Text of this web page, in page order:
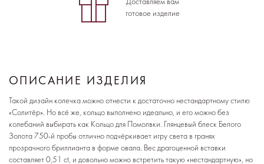
готовое изделие
ОПИСАНИЕ ИЗДЕЛИЯ
Такой дизайн колечка можно отнести к достаточно нестандартному стилю
«Солитёр». Но всё же, кольцо выполнено идеально, и его можно без
колебаний выбирать как Кольцо для Помолвки. Глянцевый блеск Белого
Золота 750-й пробы отлично подчёркивает игру света в гранях
прозрачного бриллианта в форме овала. Вес драгоценной вставки
составляет 0,51 ct, и довольно можно встретить такую «нестандартную», но